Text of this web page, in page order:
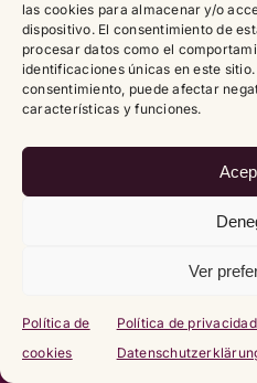
las cookies para almacenar y/o
dispositivo. El consentimiento de
procesar datos como el
identificaciones únicas en este
consentimiento, puede afectar
características y funciones.
Ver
Política de
cookies
Política de
Copyright2026 |Política
privacidad –